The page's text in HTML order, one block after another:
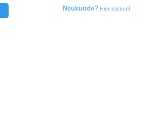
Neukunde? Hier klicken!